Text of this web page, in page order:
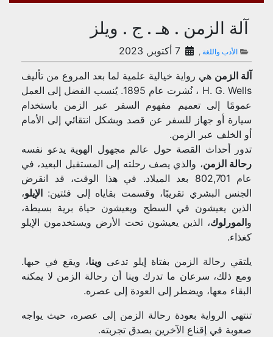
آلة الزمن . هـ . ج . ويلز
الأدب واللغة ,
آلة الزمن هي رواية خيالية علمية لما بعد المروع من تأليف
H. G. Wells ، نُشرت عام 1895.
يُنسب الفضل إلى العمل
عمومًا إلى تعميم مفهوم السفر عبر الزمن باستخدام
سيارة أو جهاز للسفر عن قصد وبشكل انتقائي إلى الأمام
أو الخلف عبر الزمن.
تدور أحداث القصة حول عالم مجهول الهوية يدعو نفسه
رحالة الزمن، والذي يصف رحلته إلى المستقبل البعيد، في
عام 802,701 بعد الميلاد. في هذا الوقت، قد انقرض
الجنس البشري تقريبًا، وقسمت بقاياه إلى فئتين: الإيلو،
الذين يعيشون في السطح ويعيشون حياة برية بسيطة،
والمورلوك، الذين يعيشون تحت الأرض ويستخدمون الإيلو
كغذاء.
يلتقي رحالة الزمن بفتاة إيلو تدعى وينا، ويقع في حبها.
ومع ذلك، سرعان ما تدرك وينا أن رحالة الزمن لا يمكنه
البقاء معها، ويضطر إلى العودة إلى عصره.
تنتهي الرواية بعودة رحالة الزمن إلى عصره، حيث يواجه
صعوبة في إقناع الآخرين بصدق تجربته.